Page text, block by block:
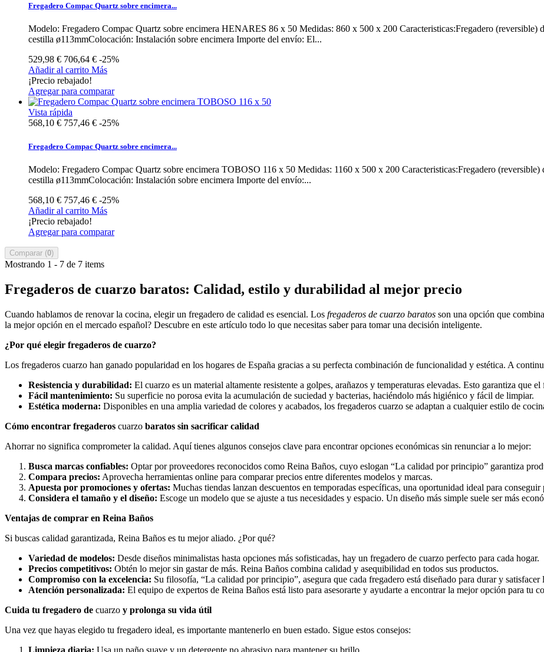
Fregadero Compac Quartz sobre encimera...
Modelo: Fregadero Compac Quartz sobre encimera HENARES 86 x 50 Medidas: 860 x 500 x 200 Caracteristicas:Fregadero (reversible)
cestilla ø113mmColocación: Instalación sobre encimera Importe del envío: El...
529,98 € 706,64 € -25%
Añadir al carrito Más
¡Precio rebajado!
Agregar para comparar
Vista rápida
568,10 € 757,46 € -25%
Fregadero Compac Quartz sobre encimera...
Modelo: Fregadero Compac Quartz sobre encimera TOBOSO 116 x 50 Medidas: 1160 x 500 x 200 Caracteristicas:Fregadero
cestilla ø113mmColocación: Instalación sobre encimera Importe del envío:...
568,10 € 757,46 € -25%
Añadir al carrito Más
¡Precio rebajado!
Agregar para comparar
Comparar (0)
Mostrando 1 - 7 de 7 items
Fregaderos de cuarzo baratos: Calidad, estilo y durabilidad al mejor precio
Cuando hablamos de renovar la cocina, elegir un fregadero de calidad es esencial. Los fregaderos de cuarzo baratos son una opción que
la mejor opción en el mercado español? Descubre en este artículo todo lo que necesitas saber para tomar una decisión inteligente.
¿Por qué elegir fregaderos de cuarzo?
Los fregaderos cuarzo han ganado popularidad en los hogares de España gracias a su perfecta combinación de funcionalidad y estética. A
Resistencia y durabilidad: El cuarzo es un material altamente resistente a golpes, arañazos y temperaturas elevadas. Esto garantiza que
Fácil mantenimiento: Su superficie no porosa evita la acumulación de suciedad y bacterias, haciéndolo más higiénico y fácil de limpiar.
Estética moderna: Disponibles en una amplia variedad de colores y acabados, los fregaderos cuarzo se adaptan a cualquier estilo de
Cómo encontrar fregaderos cuarzo baratos sin sacrificar calidad
Ahorrar no significa comprometer la calidad. Aquí tienes algunos consejos clave para encontrar opciones económicas sin renunciar a lo mejor:
Busca marcas confiables: Optar por proveedores reconocidos como Reina Baños, cuyo eslogan “La calidad por principio” garantiza
Compara precios: Aprovecha herramientas online para comparar precios entre diferentes modelos y marcas.
Apuesta por promociones y ofertas: Muchas tiendas lanzan descuentos en temporadas específicas, una oportunidad ideal para
Considera el tamaño y el diseño: Escoge un modelo que se ajuste a tus necesidades y espacio. Un diseño más simple suele ser más
Ventajas de comprar en Reina Baños
Si buscas calidad garantizada, Reina Baños es tu mejor aliado. ¿Por qué?
Variedad de modelos: Desde diseños minimalistas hasta opciones más sofisticadas, hay un fregadero de cuarzo perfecto para cada hogar.
Precios competitivos: Obtén lo mejor sin gastar de más. Reina Baños combina calidad y asequibilidad en todos sus productos.
Compromiso con la excelencia: Su filosofía, “La calidad por principio”, asegura que cada fregadero está diseñado para durar y satisfacer
Atención personalizada: El equipo de expertos de Reina Baños está listo para asesorarte y ayudarte a encontrar la mejor opción para tu
Cuida tu fregadero de cuarzo y prolonga su vida útil
Una vez que hayas elegido tu fregadero ideal, es importante mantenerlo en buen estado. Sigue estos consejos:
Limpieza diaria: Usa un paño suave y un detergente no abrasivo para mantener su brillo.